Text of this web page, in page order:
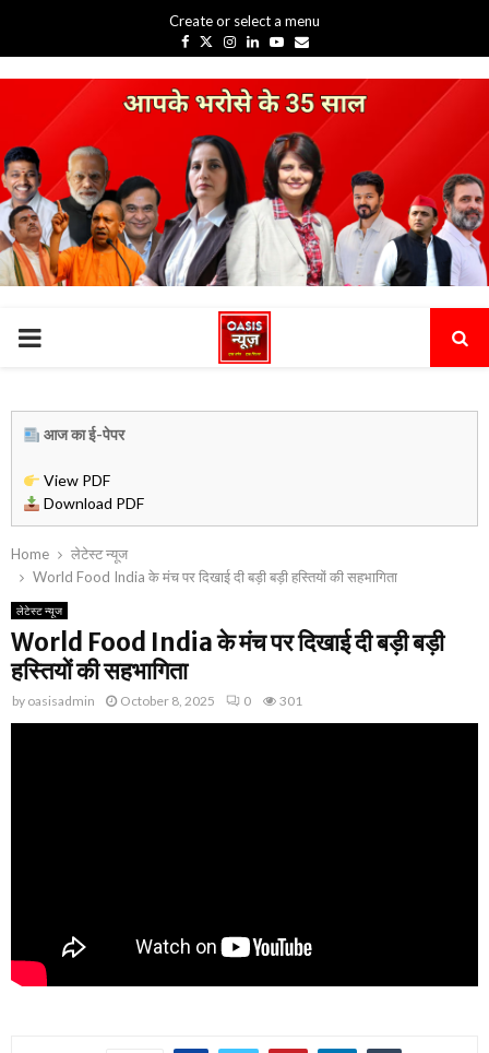
Create or select a menu
Facebook
TwitterInstagram
Linkedin
Youtube
Email
PRIMARY
Home
लेटेस्ट न्यूज
World Food India के मंच पर दिखाई दी बड़ी बड़ी हस्तियों की सहभागिता
लेटेस्ट न्यूज
World Food India के मंच पर दिखाई दी बड़ी बड़ी
हस्तियों की सहभागिता
by oasisadmin October 8, 2025 0 301
आज का ई-पेपर
View PDF
Download PDF